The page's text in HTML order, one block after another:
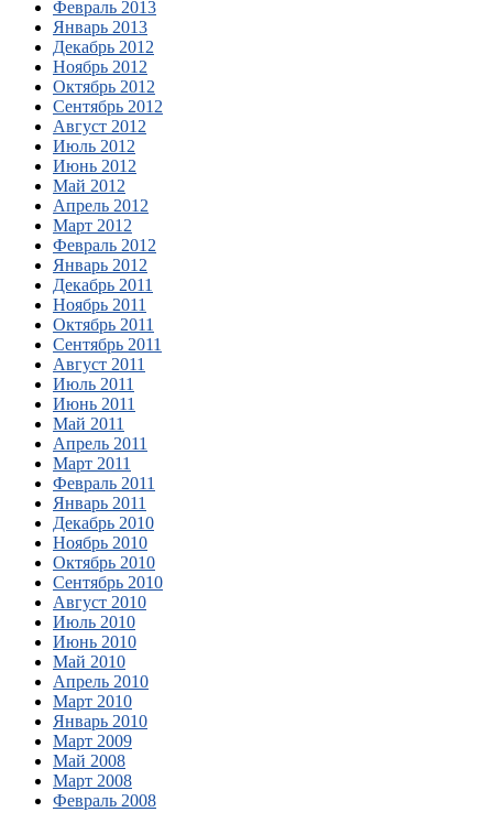
Февраль 2013
Январь 2013
Декабрь 2012
Ноябрь 2012
Октябрь 2012
Сентябрь 2012
Август 2012
Июль 2012
Июнь 2012
Май 2012
Апрель 2012
Март 2012
Февраль 2012
Январь 2012
Декабрь 2011
Ноябрь 2011
Октябрь 2011
Сентябрь 2011
Август 2011
Июль 2011
Июнь 2011
Май 2011
Апрель 2011
Март 2011
Февраль 2011
Январь 2011
Декабрь 2010
Ноябрь 2010
Октябрь 2010
Сентябрь 2010
Август 2010
Июль 2010
Июнь 2010
Май 2010
Апрель 2010
Март 2010
Январь 2010
Март 2009
Май 2008
Март 2008
Февраль 2008